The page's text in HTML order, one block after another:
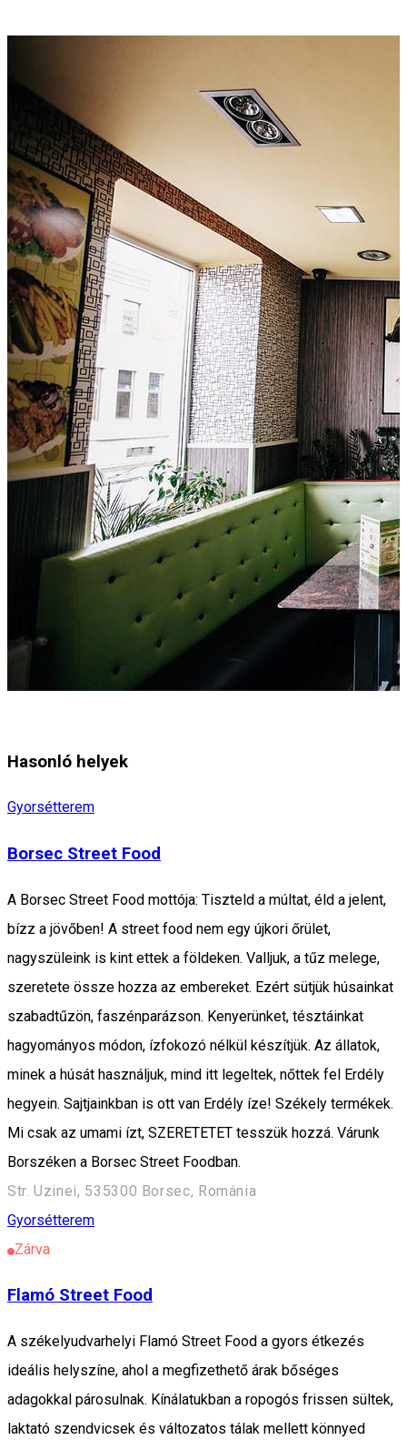
Hasonló helyek
Gyorsétterem
Borsec Street Food
A Borsec Street Food mottója: Tiszteld a múltat, éld a jelent,
bízz a jövőben! A street food nem egy újkori őrület,
nagyszüleink is kint ettek a földeken. Valljuk, a tűz melege,
szeretete össze hozza az embereket. Ezért sütjük húsainkat
szabadtűzön, faszénparázson. Kenyerünket, tésztáinkat
hagyományos módon, ízfokozó nélkül készítjük. Az állatok,
minek a húsát használjuk, mind itt legeltek, nőttek fel Erdély
hegyein. Sajtjainkban is ott van Erdély íze! Székely termékek.
Mi csak az umami ízt, SZERETETET tesszük hozzá. Várunk
Borszéken a Borsec Street Foodban.
Str. Uzinei, 535300 Borsec, Románia
Gyorsétterem
Zárva
Flamó Street Food
A székelyudvarhelyi Flamó Street Food a gyors étkezés
ideális helyszíne, ahol a megfizethető árak bőséges
adagokkal párosulnak. Kínálatukban a ropogós frissen sültek,
laktató szendvicsek és változatos tálak mellett könnyed